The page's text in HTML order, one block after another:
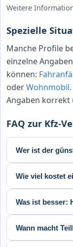
Weitere
Spezielle
Manche Profile
einzelne
können:
oderWohnmobil
Angaben korrekt
FAQ zur Kfz-
Wer ist der
Ein Vergleich
Antwort.
Wie viel kostet
Fahrzeugdaten,
Klasse ab.
weiter.
Was ist besser:
fürs eigene
Fahrzeugwert
Wann macht